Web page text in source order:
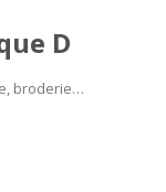
D
broderie…